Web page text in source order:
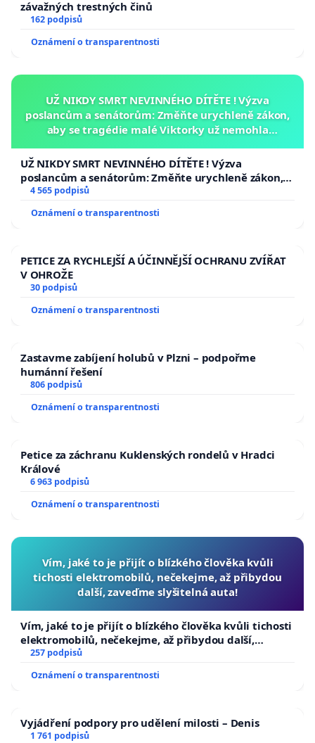
závažných trestných činů
162 podpisů
Oznámení o transparentnosti
UŽ NIKDY SMRT NEVINNÉHO DÍTĚTE ! Výzva
poslancům a senátorům: Změňte urychleně zákon,
aby se tragédie malé Viktorky už nemohla
UŽ NIKDY SMRT NEVINNÉHO DÍTĚTE ! Výzva
poslancům a senátorům: Změňte urychleně zákon,
aby se tragédie malé Viktorky už nemohla opakovat!
4 565 podpisů
Oznámení o transparentnosti
PETICE ZA RYCHLEJŠÍ A ÚČINNĚJŠÍ OCHRANU ZVÍŘAT
V OHROŽE
30 podpisů
Oznámení o transparentnosti
Zastavme zabíjení holubů v Plzni – podpořme
humánní řešení
806 podpisů
Oznámení o transparentnosti
Petice za záchranu Kuklenských rondelů v Hradci
Králové
6 963 podpisů
Oznámení o transparentnosti
Vím, jaké to je přijít o blízkého člověka kvůli
tichosti elektromobilů, nečekejme, až přibydou
další, zaveďme slyšitelná auta!
Vím, jaké to je přijít o blízkého člověka kvůli tichosti
elektromobilů, nečekejme, až přibydou další,
zaveďme slyšitelná auta!
257 podpisů
Oznámení o transparentnosti
Vyjádření podpory pro udělení milosti – Denis
1 761 podpisů